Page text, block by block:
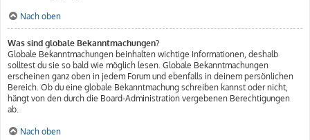
Nach oben
Was sind globale Bekanntmachungen?
Globale Bekanntmachungen beinhalten wichtige Informationen, deshalb
solltest du sie so bald wie möglich lesen. Globale Bekanntmachungen
erscheinen ganz oben in jedem Forum und ebenfalls in deinem persönlichen
Bereich. Ob du eine globale Bekanntmachung schreiben kannst oder nicht,
hängt von den durch die Board-Administration vergebenen Berechtigungen
ab.
Nach oben